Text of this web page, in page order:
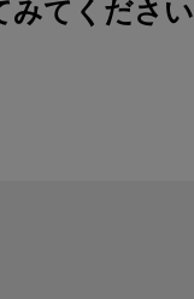
みてください